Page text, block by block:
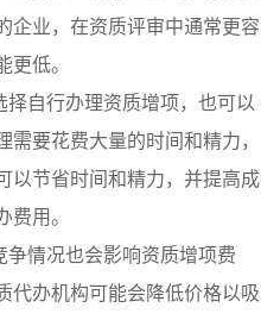
企业，在资质评审中通常更容
更低。
择自行办理资质增项，也可以
要花费大量的时间和精力，
以节省时间和精力，并提高成
费用。
争情况也会影响资质增项费
代办机构可能会降低价格以吸